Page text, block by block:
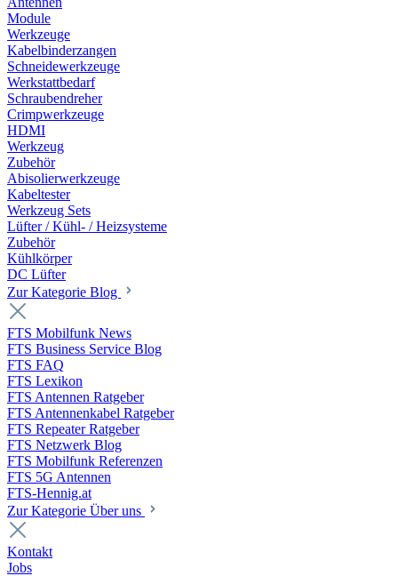
Module
Werkzeuge
Kabelbinderzangen
Schneidewerkzeuge
Werkstattbedarf
Schraubendreher
Crimpwerkzeuge
HDMI
Werkzeug
Zubehör
Abisolierwerkzeuge
Kabeltester
Werkzeug Sets
Lüfter / Kühl- / Heizsysteme
Zubehör
Kühlkörper
DC Lüfter
Zur Kategorie Blog
FTS Mobilfunk News
FTS Business Service Blog
FTS FAQ
FTS Lexikon
FTS Antennen Ratgeber
FTS Antennenkabel Ratgeber
FTS Repeater Ratgeber
FTS Netzwerk Blog
FTS Mobilfunk Referenzen
FTS 5G Antennen
FTS-Hennig.at
Zur Kategorie Über uns
Kontakt
Jobs